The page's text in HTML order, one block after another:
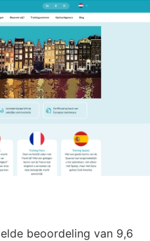
beoordeling van 9,6